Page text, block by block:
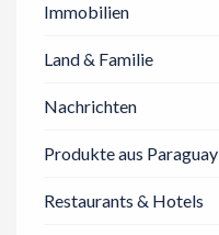
Immobilien
Land & Familie
Nachrichten
Produkte aus Paraguay
Restaurants & Hotels